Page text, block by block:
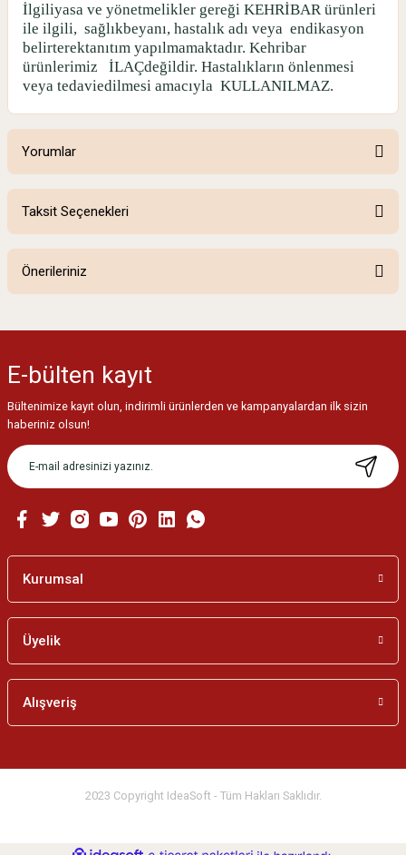
İlgiliyasa ve yönetmelikler gereği KEHRİBAR ürünleri
ile ilgili, sağlıkbeyanı, hastalık adı veya endikasyon
belirterektanıtım yapılmamaktadır. Kehribar
ürünlerimiz
İLAÇdeğildir. Hastalıkların önlenmesi
veya tedaviedilmesi amacıyla KULLANILMAZ.
Yorumlar
Bu ürüne ilk yorumu siz yapın!
Taksit Seçenekleri
Önerileriniz
Görüş ve önerileriniz için teşekkür ederiz.
Ürün resmi kalitesiz, bozuk veya görüntülenemiyor.
Ürün açıklamasında eksik bilgiler bulunuyor.
Ürün bilgilerinde hatalar bulunuyor.
Bu ürüne benzer farklı alternatifler olmalı.
E-bülten kayıt
Bültenimize kayıt olun, indirimli ürünlerden ve kampanyalardan ilk sizin
haberiniz olsun!
Kurumsal
Üyelik
Alışveriş
2023 Copyright IdeaSoft - Tüm Hakları Saklıdır.